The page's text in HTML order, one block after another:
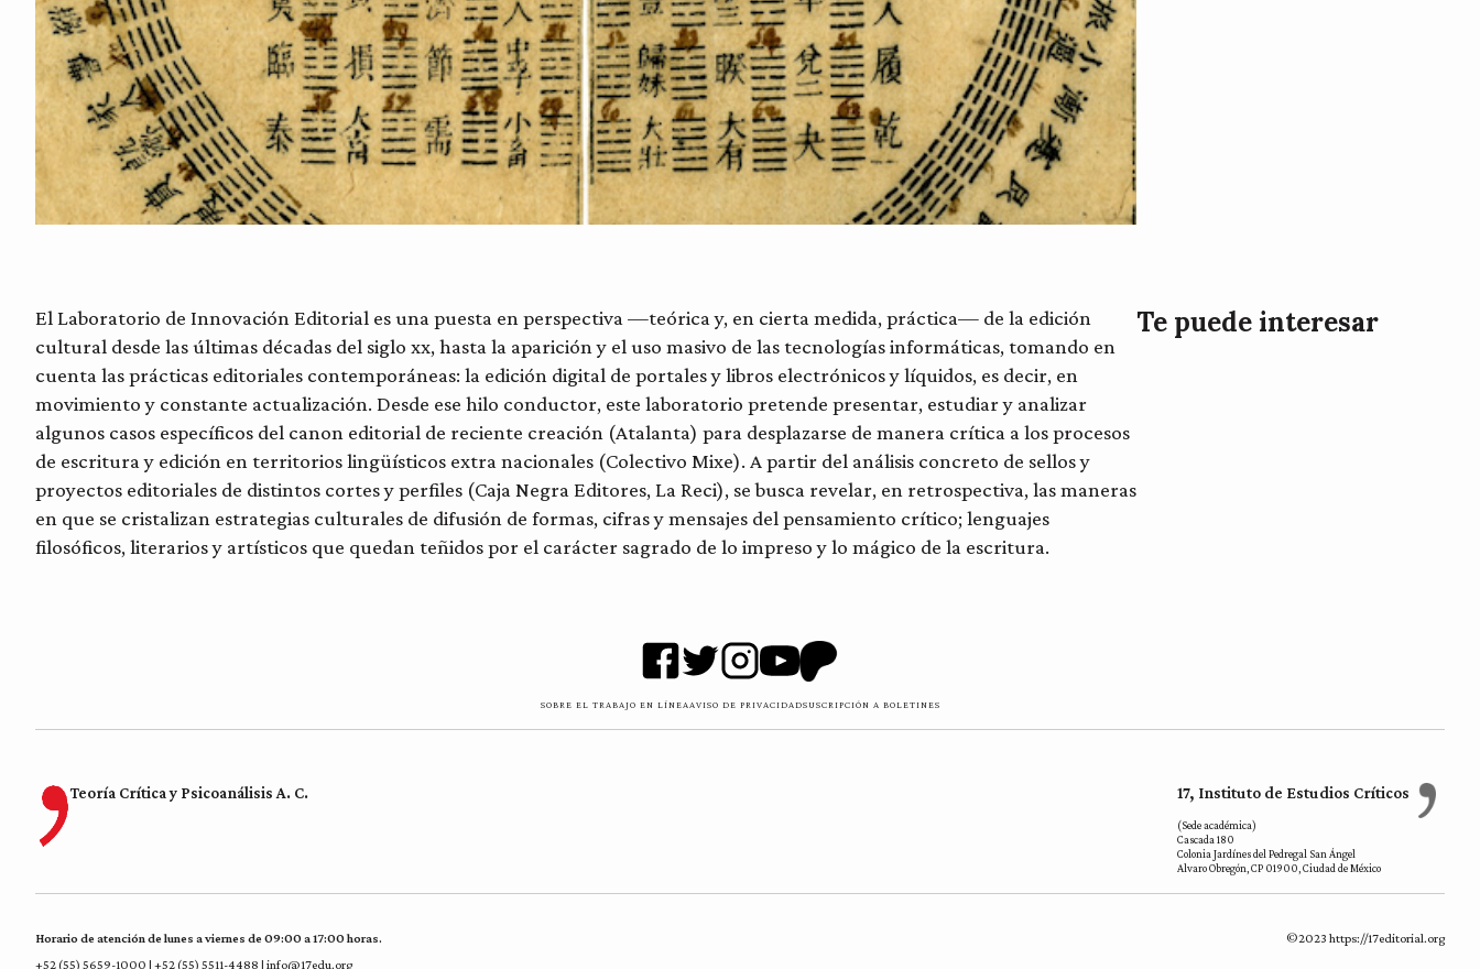
El Laboratorio de Innovación Editorial es una puesta en perspectiva —teórica y, en cierta medida, práctica— de la edición
cultural desde las últimas décadas del siglo xx, hasta la aparición y el uso masivo de las tecnologías informáticas, tomando en
cuenta las prácticas editoriales contemporáneas: la edición digital de portales y libros electrónicos y líquidos, es decir, en
movimiento y constante actualización. Desde ese hilo conductor, este laboratorio pretende presentar, estudiar y analizar
algunos casos específicos del canon editorial de reciente creación (Atalanta) para desplazarse de manera crítica a los procesos
de escritura y edición en territorios lingüísticos extra nacionales (Colectivo Mixe). A partir del análisis concreto de sellos y
proyectos editoriales de distintos cortes y perfiles (Caja Negra Editores, La Reci), se busca revelar, en retrospectiva, las maneras
en que se cristalizan estrategias culturales de difusión de formas, cifras y mensajes del pensamiento crítico; lenguajes
filosóficos, literarios y artísticos que quedan teñidos por el carácter sagrado de lo impreso y lo mágico de la escritura.
Te puede interesar
SOBRE EL TRABAJO EN LÍNEAAVISO DE PRIVACIDADSUSCRIPCIÓN A BOLETINES
Teoría Crítica y Psicoanálisis A. C. 17, Instituto de Estudios Críticos
(Sede académica)
Cascada 180
Colonia Jardínes del Pedregal San Ángel
Alvaro Obregón, CP 01900, Ciudad de México
Horario de atención de lunes a viernes de 09:00 a 17:00 horas.
+52 (55) 5659-1000 | +52 (55) 5511-4488 | info@17edu.org
©2023 https://17editorial.org